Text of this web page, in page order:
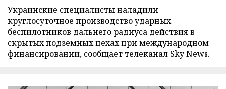
Украинские специалисты наладили
круглосуточное производство ударных
беспилотников дальнего радиуса действия в
скрытых подземных цехах при международном
финансировании, сообщает телеканал Sky News.